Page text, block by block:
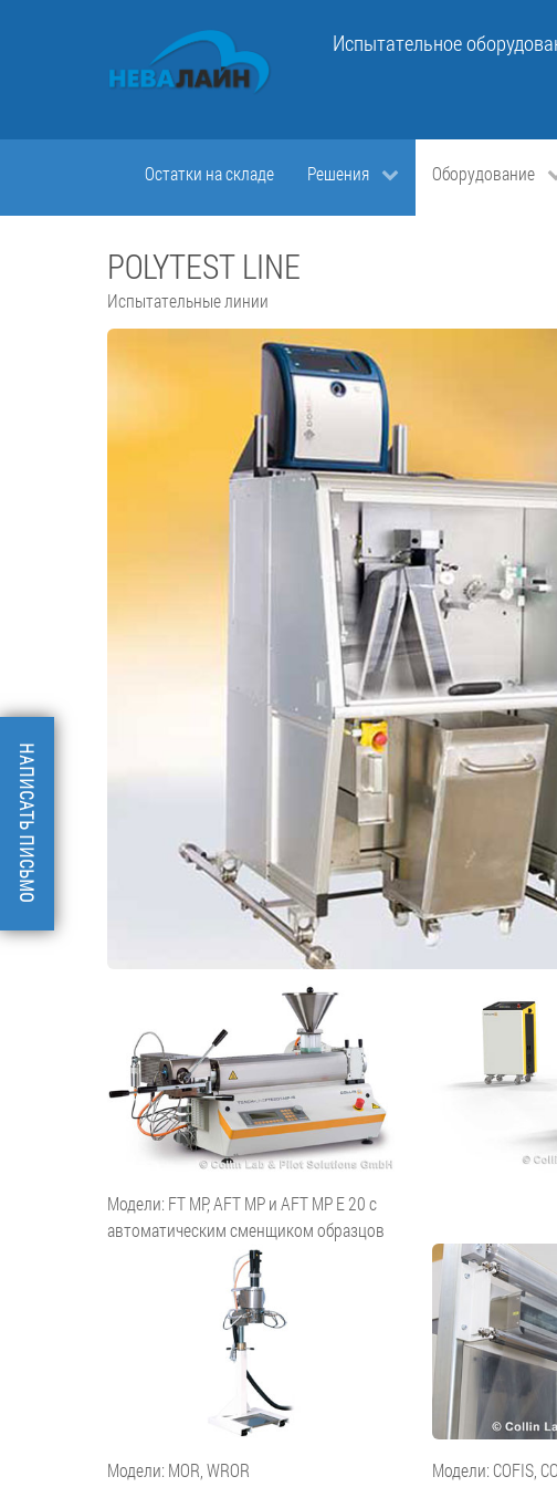
Испытательное
Остатки на складе Решения Оборудование
POLYTEST LINE
Испытательные линии
Модели: FT MP, AFT MP и AFT MP E 20 с
автоматическим сменщиком образцов
Модели: MOR, WROR Модели: COFIS,
НАПИСАТЬ ПИСЬМО